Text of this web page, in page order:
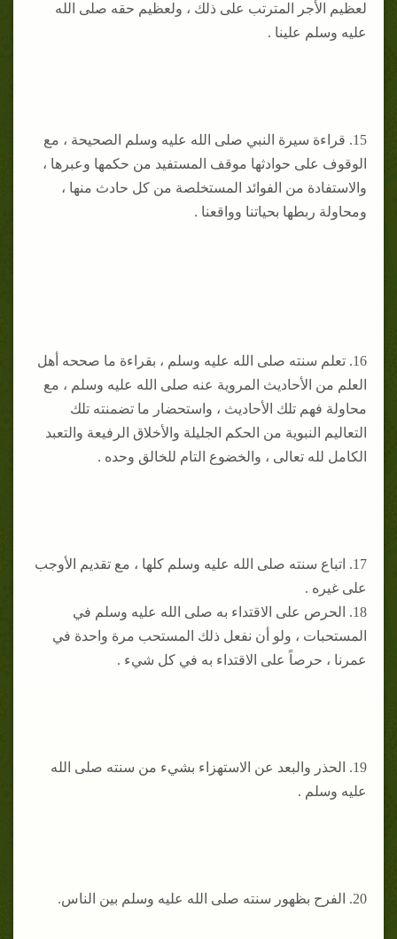
لعظيم الأجر المترتب على ذلك ، ولعظيم حقه صلى الله
عليه وسلم علينا .
15. قراءة سيرة النبي صلى الله عليه وسلم الصحيحة ، مع
الوقوف على حوادثها موقف المستفيد من حكمها وعبرها ،
والاستفادة من الفوائد المستخلصة من كل حادث منها ،
ومحاولة ربطها بحياتنا وواقعنا .
16. تعلم سنته صلى الله عليه وسلم ، بقراءة ما صححه أهل
العلم من الأحاديث المروية عنه صلى الله عليه وسلم ، مع
محاولة فهم تلك الأحاديث ، واستحضار ما تضمنته تلك
التعاليم النبوية من الحكم الجليلة والأخلاق الرفيعة والتعبد
الكامل لله تعالى ، والخضوع التام للخالق وحده .
17. اتباع سنته صلى الله عليه وسلم كلها ، مع تقديم الأوجب
على غيره .
18. الحرص على الاقتداء به صلى الله عليه وسلم في
المستحبات ، ولو أن نفعل ذلك المستحب مرة واحدة في
عمرنا ، حرصاً على الاقتداء به في كل شيء .
19. الحذر والبعد عن الاستهزاء بشيء من سنته صلى الله
عليه وسلم .
20. الفرح بظهور سنته صلى الله عليه وسلم بين الناس.